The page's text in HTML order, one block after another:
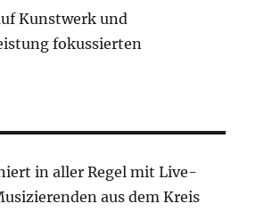
Kunstwerk und
fokussierten
in aller Regel mit Live-
aus dem Kreis